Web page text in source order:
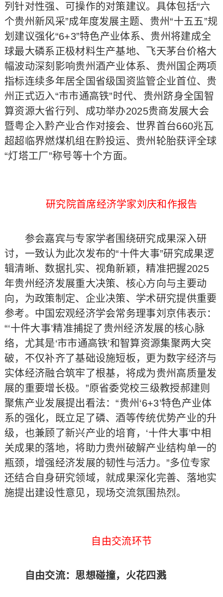
列针对性强、可操作的对策建议。具体包括“六
个贵州新风采”成年度发展主题、贵州“十五五”规
划建议强化“6+3”特色产业体系、贵州将建成全
球最大磷系正极材料生产基地、飞天茅台价格大
幅波动深刻影响贵州酒产业体系、贵州国企两项
指标连续多年居全国省级国资监管企业首位、贵
州正式迈入“市市通高铁”时代、贵州跻身全国智
算资源大省行列、成功举办2025贵商发展大会
暨粤企入黔产业合作对接会、世界首台660兆瓦
超超临界燃煤机组在黔投运、贵州轮胎获评全球
“灯塔工厂”称号等十个方面。
研究院首席经济学家刘庆和作报告
参会嘉宾与专家学者围绕研究成果深入研
讨，一致认为此次发布的“十件大事”研究成果逻
辑清晰、数据扎实、视角新颖，精准把握2025
年贵州经济发展重大决策、核心方向与主要动
向，为政策制定、企业决策、学术研究提供重要
参考。中国宏观经济学会常务理事刘京伟表示：
“‘十件大事’精准捕捉了贵州经济发展的核心脉
络，尤其是‘市市通高铁’和智算资源集聚两大突
破，不仅补齐了基础设施短板，更为数字经济与
实体经济融合筑牢了根基，将成为贵州高质量发
展的重要增长极。”原省委党校三级教授郝建则
聚焦产业发展提出看法：“贵州‘6+3’特色产业体
系的强化，既立足了磷、酒等传统优势产业的升
级，也兼顾了新兴产业的培育，‘十件大事’中相
关成果的落地，将助力贵州破解产业结构单一的
瓶颈，增强经济发展的韧性与活力。”多位专家
还结合自身研究领域，就成果深化完善、落地实
施提出建设性意见，现场交流氛围热烈。
自由交流环节
自由交流：思想碰撞，火花四溅